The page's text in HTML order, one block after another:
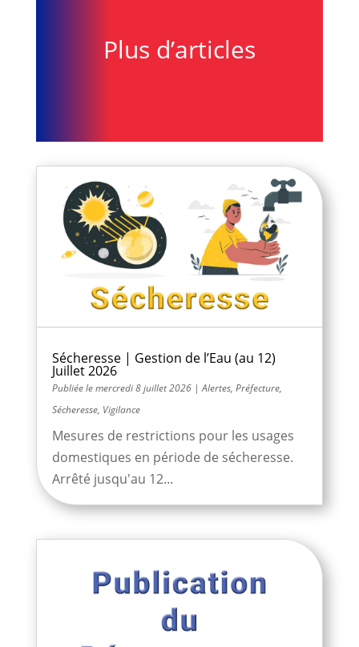
Plus d’articles
Sécheresse | Gestion de l’Eau (au 12)
Juillet 2026
mercredi 8 juillet 2026|Alertes, Préfecture,
Sécheresse, Vigilance
Mesures de restrictions pour les usages
domestiques en période de sécheresse.
Arrêté jusqu'au 12...